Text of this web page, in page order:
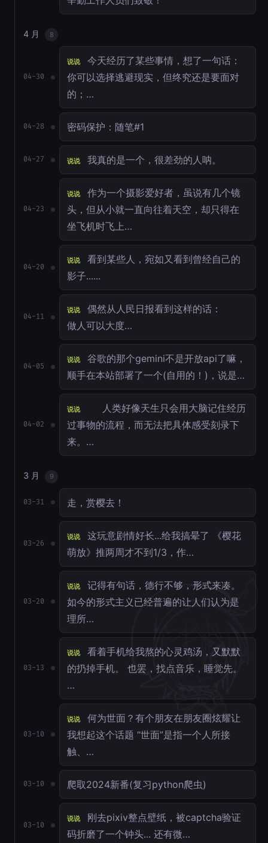
4 月 8
04-30
说说
今天经历了某些事情，想了一句话：
你可以选择逃避现实，但终究还是要面对
的；…
04-28 密码保护：随笔#1
04-27 说说 我真的是一个，很差劲的人呐。
04-23
说说
作为一个摄影爱好者，虽说有几个镜
头，但从小就一直向往着天空，却只得在
坐飞机时飞上…
04-20
说说
看到某些人，宛如又看到曾经自己的
影子......
04-11
说说
偶然从人民日报看到这样的话：
做人可以大度…
04-05
说说
谷歌的那个gemini不是开放api了嘛，
顺手在本站部署了一个(自用的！)，说是…
04-02
说说
人类好像天生只会用大脑记住经历
过事物的流程，而无法把具体感受刻录下
来。…
3 月 9
03-31 走，赏樱去！
03-26
说说
这玩意剧情好长...给我搞晕了 《樱花
萌放》推两周才不到1/3，作…
03-20
说说
记得有句话，德行不够，形式来凑。
如今的形式主义已经普遍的让人们认为是
理所…
03-13
说说
看着手机给我熬的心灵鸡汤，又默默
的扔掉手机。 也罢，找点音乐，睡觉先。
…
03-10
说说
何为世面？有个朋友在朋友圈炫耀让
我想起这个话题 “世面”是指一个人所接
触、…
03-10 爬取2024新番(复习python爬虫)
03-10
说说
刚去pixiv整点壁纸，被captcha验证
码折磨了一个钟头... 还有微…